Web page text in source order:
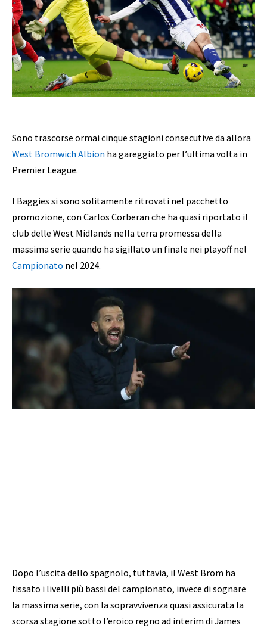
Sono trascorse ormai cinque stagioni consecutive da allora
West Bromwich Albion ha gareggiato per l’ultima volta in
Premier League.
I Baggies si sono solitamente ritrovati nel pacchetto
promozione, con Carlos Corberan che ha quasi riportato il
club delle West Midlands nella terra promessa della
massima serie quando ha sigillato un finale nei playoff nel
Campionato nel 2024.
Dopo l’uscita dello spagnolo, tuttavia, il West Brom ha
fissato i livelli più bassi del campionato, invece di sognare
la massima serie, con la sopravvivenza quasi assicurata la
scorsa stagione sotto l’eroico regno ad interim di James